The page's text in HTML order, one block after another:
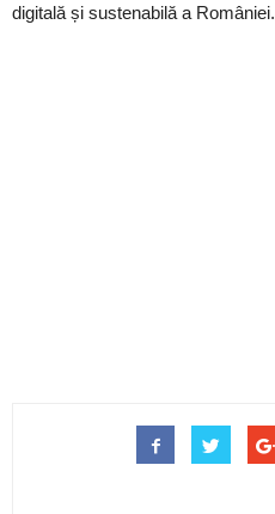
digitală și sustenabilă a României.